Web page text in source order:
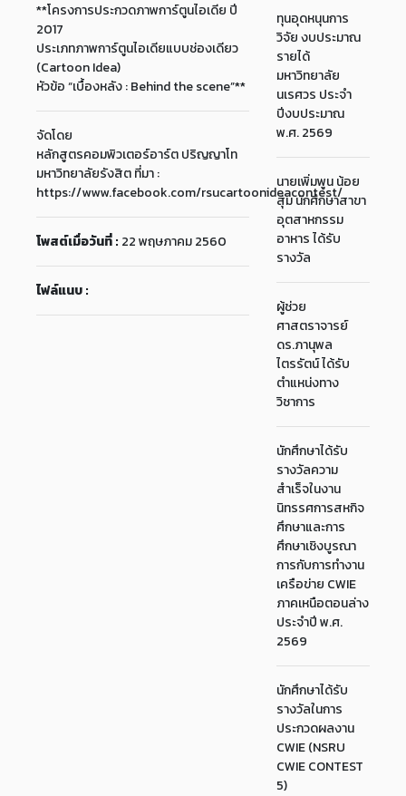
**โครงการประกวดภาพการ์ตูนไอเดีย ปี
2017
ประเภทภาพการ์ตูนไอเดียแบบช่องเดียว
(Cartoon Idea)
หัวข้อ “เบื้องหลัง : Behind the scene”**
จัดโดย
หลักสูตรคอมพิวเตอร์อาร์ต ปริญญาโท
มหาวิทยาลัยรังสิต ที่มา :
https://www.facebook.com/rsucartoonideacontest/
โพสต์เมื่อวันที่ : 22 พฤษภาคม 2560
ไฟล์แนบ :
ทุนอุดหนุนการ
วิจัย งบประมาณ
รายได้
มหาวิทยาลัย
นเรศวร ประจำ
ปีงบประมาณ
พ.ศ. 2569
นายเพิ่มพูน น้อย
สุ่ม นักศึกษาสาขา
อุตสาหกรรม
อาหาร ได้รับ
รางวัล
ผู้ช่วย
ศาสตราจารย์
ดร.ภานุพล
ไตรรัตน์ ได้รับ
ตำแหน่งทาง
วิชาการ
นักศึกษาได้รับ
รางวัลความ
สำเร็จในงาน
นิทรรศการสหกิจ
ศึกษาและการ
ศึกษาเชิงบูรณา
การกับการทำงาน
เครือข่าย CWIE
ภาคเหนือตอนล่าง
ประจำปี พ.ศ.
2569
นักศึกษาได้รับ
รางวัลในการ
ประกวดผลงาน
CWIE (NSRU
CWIE CONTEST
5)